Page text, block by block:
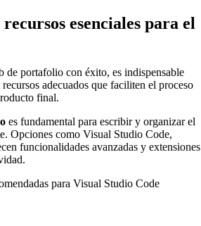
esenciales para el
de portafolio con éxito, es indispensable
adecuados que faciliten el proceso
final.
es fundamental para escribir y organizar el
Opciones como Visual Studio Code,
funcionalidades avanzadas y extensiones
para Visual Studio Code